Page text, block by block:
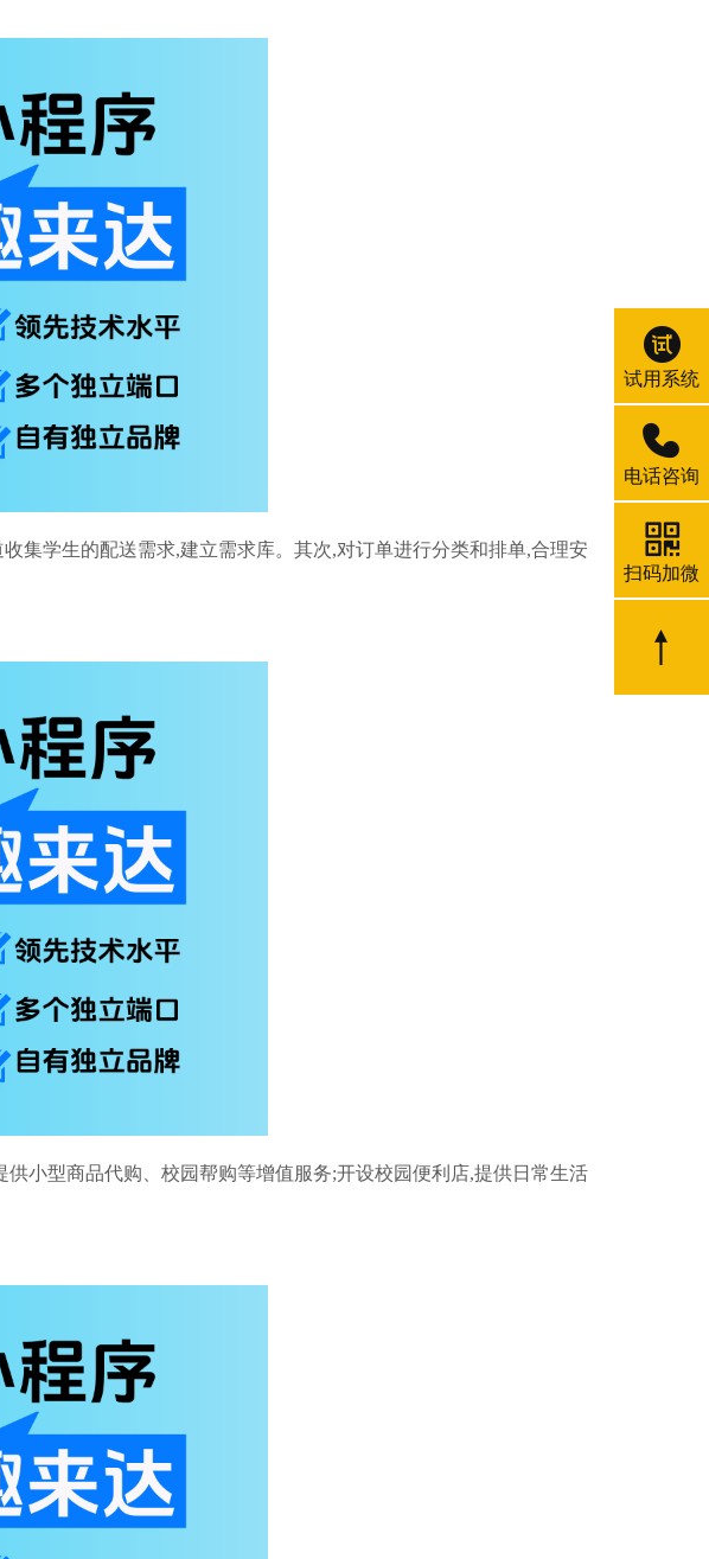
集学生的配送需求,建立需求库。其次,对订单进行分类和排单,合理安
小型商品代购、校园帮购等增值服务;开设校园便利店,提供日常生活
试用系统
电话咨询
扫码加微